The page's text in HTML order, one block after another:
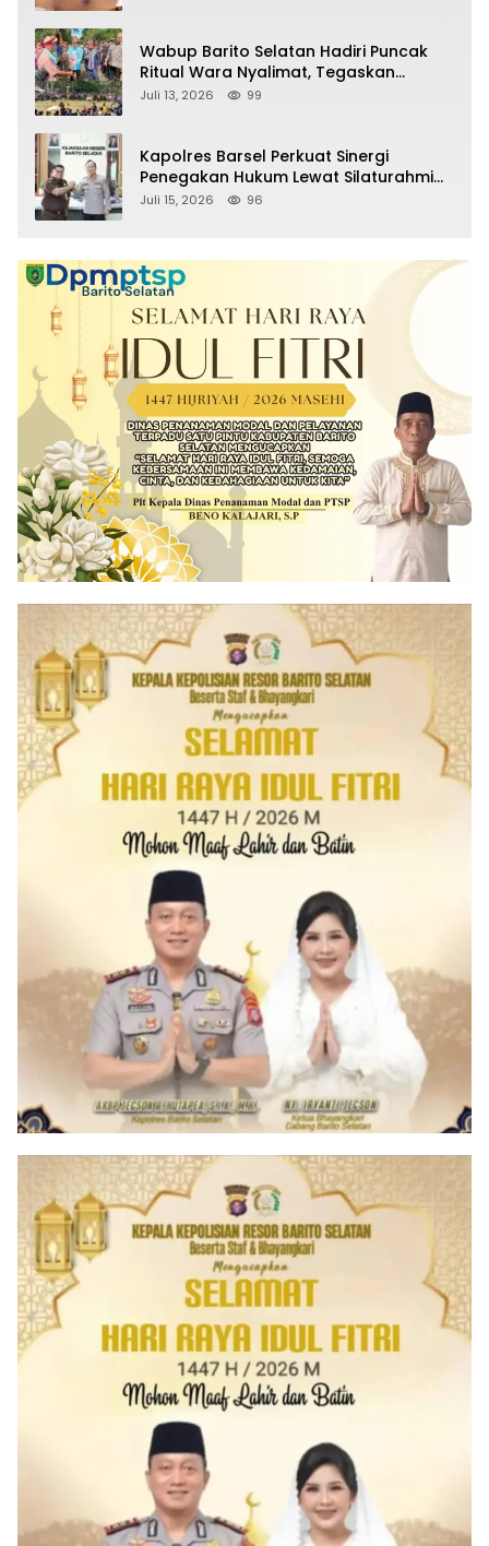
Wabup Barito Selatan Hadiri Puncak
Ritual Wara Nyalimat, Tegaskan
Komitmen Lestarikan Budaya Dayak
Juli 13, 2026 99
Kapolres Barsel Perkuat Sinergi
Penegakan Hukum Lewat Silaturahmi
dengan Kajari Barito Selatan
Juli 15, 2026 96